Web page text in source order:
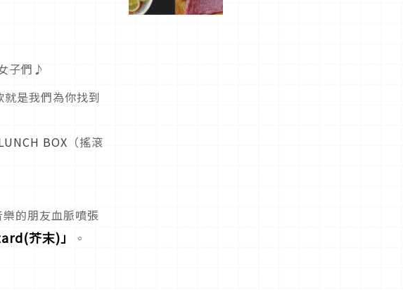
子們♪
是我們為你找到
BOX （搖滾
的朋友血脈噴張
芥末)」 。